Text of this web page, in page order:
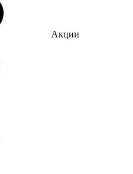
Акции